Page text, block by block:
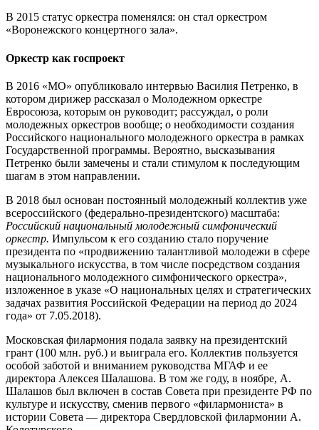
В 2015 статус оркестра поменялся: он стал оркестром
«Воронежского концертного зала».
Оркестр как госпроект
В 2016 «МО» опубликовало интервью Василия Петренко, в
котором дирижер рассказал о Молодежном оркестре
Евросоюза, которым он руководит; рассуждал, о роли
молодежных оркестров вообще; о необходимости создания
Российского национального молодежного оркестра в рамках
Государственной программы. Вероятно, высказывания
Петренко были замечены и стали стимулом к последующим
шагам в этом направлении.
В 2018 был основан постоянный молодежный коллектив уже
всероссийского (федерально-президентского) масштаба:
Российский национальный молодежный симфонический
оркестр. Импульсом к его созданию стало поручение
президента по «продвижению талантливой молодежи в сфере
музыкального искусства, в том числе посредством создания
национального молодежного симфонического оркестра»,
изложенное в указе «О национальных целях и стратегических
задачах развития Российской Федерации на период до 2024
года» от 7.05.2018).
Московская филармония подала заявку на президентский
грант (100 млн. руб.) и выиграла его. Коллектив пользуется
особой заботой и вниманием руководства МГАФ и ее
директора Алексея Шалашова. В том же году, в ноябре, А.
Шалашов был включен в состав Совета при президенте РФ по
культуре и искусству, сменив первого «филармониста» в
истории Совета — директора Свердловской филармонии А.